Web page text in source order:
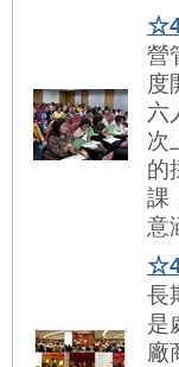
營
度
六
次
的
課
意
長
是
廠